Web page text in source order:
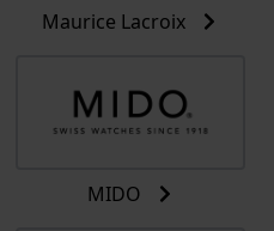
Maurice Lacroix
MIDO